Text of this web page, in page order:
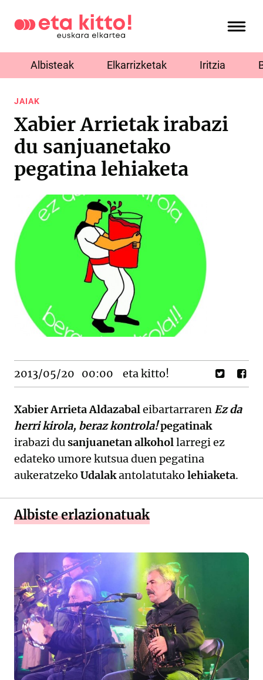
Albisteak Elkarrizketak Iritzia
JAIAK
Xabier Arrietak irabazi
du sanjuanetako
pegatina lehiaketa
2013/05/20 00:00 eta kitto!
Xabier Arrieta AldazabaleibartarrarenEz da
herri kirola, beraz kontrola!pegatinak
irabazi dusanjuanetan alkohollarregi ez
edateko umore kutsua duen pegatina
aukeratzeko Udalakantolatutako lehiaketa.
Albiste erlazionatuak